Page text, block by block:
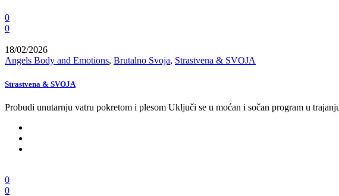
0
0
18/02/2026
Angels Body and Emotions, Brutalno Svoja, Strastvena & SVOJA
Strastvena & SVOJA
Probudi unutarnju vatru pokretom i plesom Uključi se u moćan i sočan program u
0
0